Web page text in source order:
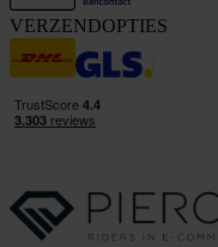
VERZENDOPTIES